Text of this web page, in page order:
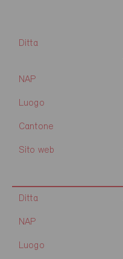
Ditta
NAP
Luogo
Cantone
Sito web
Ditta
NAP
Luogo